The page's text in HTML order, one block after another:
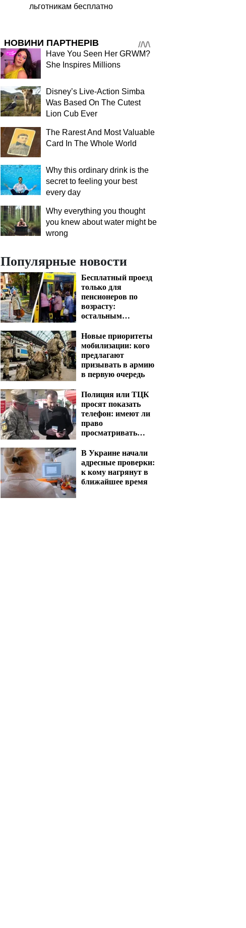
льготникам бесплатно
НОВИНИ ПАРТНЕРІВ
Have You Seen Her GRWM?
She Inspires Millions
Disney’s Live-Action Simba
Was Based On The Cutest
Lion Cub Ever
The Rarest And Most Valuable
Card In The Whole World
Why this ordinary drink is the
secret to feeling your best
every day
Why everything you thought
you knew about water might be
wrong
Популярные новости
Бесплатный проезд
только для
пенсионеров по
возрасту:
остальным
несмотря на
удостоверение
Новые приоритеты
мобилизации: кого
предлагают
призывать в армию
в первую очередь
Полиция или ТЦК
просят показать
телефон: имеют ли
право
просматривать
фото
В Украине начали
адресные проверки:
к кому нагрянут в
ближайшее время